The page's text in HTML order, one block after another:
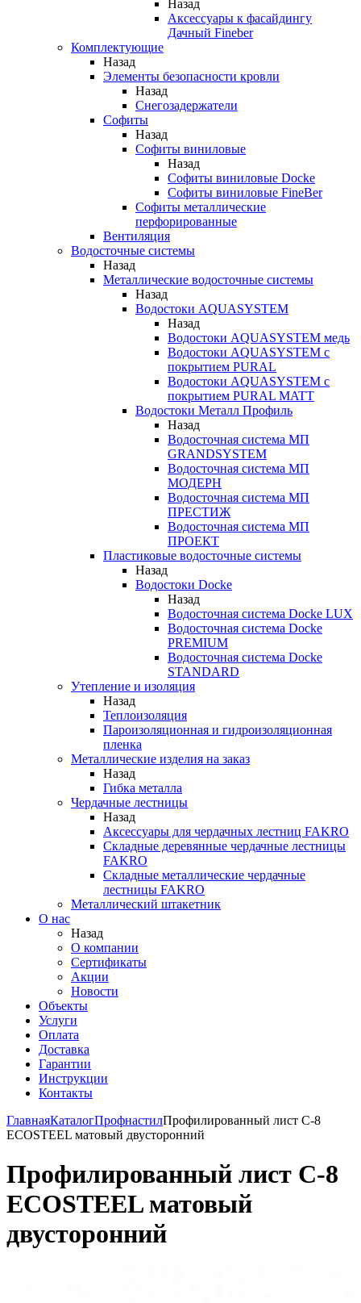
Назад
Аксессуары к фасайдингу
Дачный Fineber
Комплектующие
Назад
Элементы безопасности кровли
Назад
Снегозадержатели
Софиты
Назад
Софиты виниловые
Назад
Софиты виниловые Docke
Софиты виниловые FineBer
Софиты металлические
перфорированные
Вентиляция
Водосточные системы
Назад
Металлические водосточные системы
Назад
Водостоки AQUASYSTEM
Назад
Водостоки AQUASYSTEM медь
Водостоки AQUASYSTEM с
покрытием PURAL
Водостоки AQUASYSTEM с
покрытием PURAL MATT
Водостоки Металл Профиль
Назад
Водосточная система МП
GRANDSYSTEM
Водосточная система МП
МОДЕРН
Водосточная система МП
ПРЕСТИЖ
Водосточная система МП
ПРОЕКТ
Пластиковые водосточные системы
Назад
Водостоки Docke
Назад
Водосточная система Docke LUX
Водосточная система Docke
PREMIUM
Водосточная система Docke
STANDARD
Утепление и изоляция
Назад
Теплоизоляция
Пароизоляционная и гидроизоляционная
пленка
Металлические изделия на заказ
Назад
Гибка металла
Чердачные лестницы
Назад
Аксессуары для чердачных лестниц FAKRO
Складные деревянные чердачные лестницы
FAKRO
Складные металлические чердачные
лестницы FAKRO
Металлический штакетник
О нас
Назад
О компании
Сертификаты
Акции
Новости
Объекты
Услуги
Оплата
Доставка
Гарантии
Инструкции
Контакты
ГлавнаяКаталогПрофнастилПрофилированный лист С-8
ECOSTEEL матовый двусторонний
Профилированный лист С-8
ECOSTEEL матовый
двусторонний